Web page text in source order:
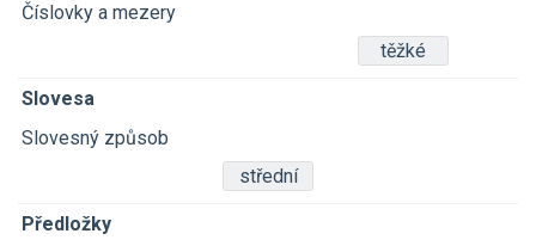
Číslovky a mezery
těžké
Slovesa
Slovesný způsob
střední
Předložky